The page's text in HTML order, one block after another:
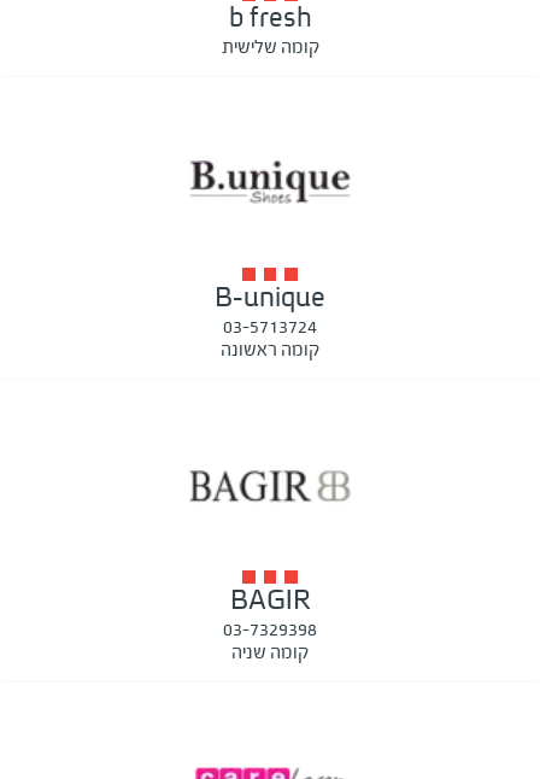
b fresh
קומה שלישית
B-unique
03-5713724
קומה ראשונה
BAGIR
03-7329398
קומה שניה